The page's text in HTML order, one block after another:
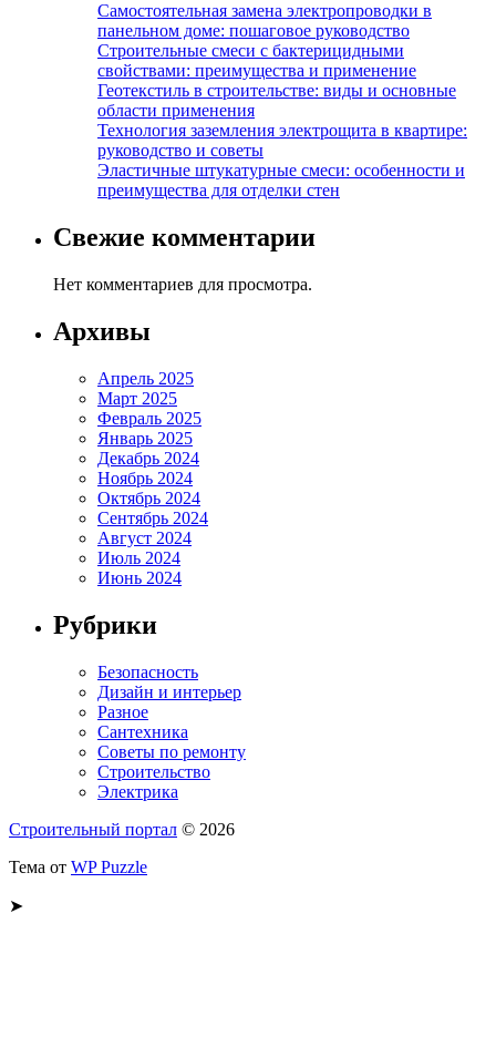
Самостоятельная замена электропроводки в
панельном доме: пошаговое руководство
Строительные смеси с бактерицидными
свойствами: преимущества и применение
Геотекстиль в строительстве: виды и основные
области применения
Технология заземления электрощита в квартире:
руководство и советы
Эластичные штукатурные смеси: особенности и
преимущества для отделки стен
Свежие комментарии
Нет комментариев для просмотра.
Архивы
Апрель 2025
Март 2025
Февраль 2025
Январь 2025
Декабрь 2024
Ноябрь 2024
Октябрь 2024
Сентябрь 2024
Август 2024
Июль 2024
Июнь 2024
Рубрики
Безопасность
Дизайн и интерьер
Разное
Сантехника
Советы по ремонту
Строительство
Электрика
Строительный портал © 2026
Тема от WP Puzzle
➤